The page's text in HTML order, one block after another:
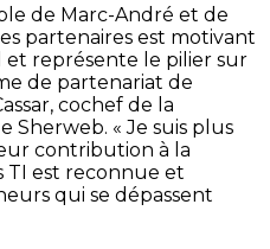
de Marc-André et de
partenaires est motivant
et représente le pilier sur
de partenariat de
cochef de la
« Je suis plus
contribution à la
TI est reconnue et
qui se dépassent